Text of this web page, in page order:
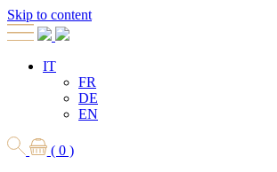
Skip to content
IT
FR
DE
EN
( 0 )